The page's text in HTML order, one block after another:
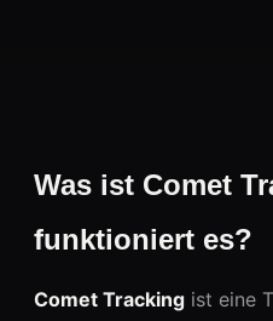
Was ist Comet
funktioniert es?
Comet Tracking ist eine